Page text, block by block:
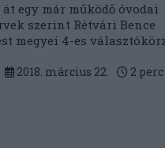
egy már működő óvodai
szerint Rétvári Bence
megyei 4-es
2018. március 22. 2 perc